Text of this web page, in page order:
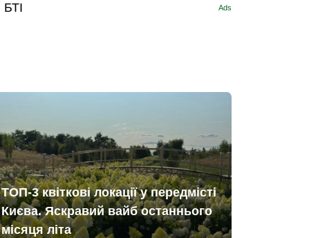
БТІ Ads
ТОП-3 квіткові локації у передмісті
Києва. Яскравий вайб останнього
місяця літа